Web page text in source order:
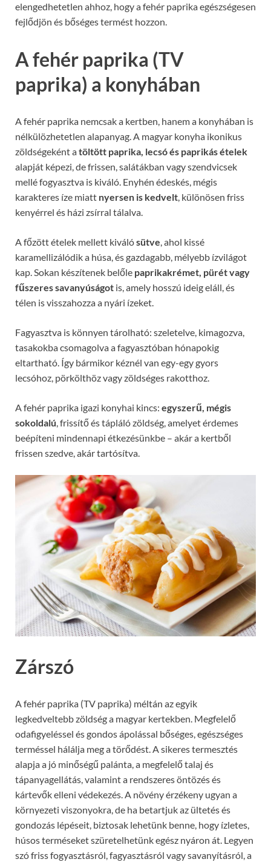
elengedhetetlen ahhoz, hogy a fehér paprika egészségesen
fejlődjön és bőséges termést hozzon.
A fehér paprika (TV
paprika) a konyhában
A fehér paprika nemcsak a kertben, hanem a konyhában is
nélkülözhetetlen alapanyag. A magyar konyha ikonikus
zöldségeként atöltött paprika, lecsó és paprikás ételek
alapját képezi, de frissen, salátákban vagy szendvicsek
mellé fogyasztva is kiváló. Enyhén édeskés, mégis
karakteres íze miatt nyersen is kedvelt, különösen friss
kenyérrel és házi zsírral tálalva.
A főzött ételek mellett kiválósütve, ahol kissé
karamellizálódik a húsa, és gazdagabb, mélyebb ízvilágot
kap. Sokan készítenek belőle paprikakrémet, pürét vagy
fűszeres savanyúságot is, amely hosszú ideig eláll, és
télen is visszahozza a nyári ízeket.
Fagyasztva is könnyen tárolható: szeletelve, kimagozva,
tasakokba csomagolva a fagyasztóban hónapokig
eltartható. Így bármikor kéznél van egy-egy gyors
lecsóhoz, pörkölthöz vagy zöldséges rakotthoz.
A fehér paprika igazi konyhai kincs: egyszerű, mégis
sokoldalú, frissítő és tápláló zöldség, amelyet érdemes
beépíteni mindennapi étkezésünkbe – akár a kertből
frissen szedve, akár tartósítva.
Zárszó
A fehér paprika (TV paprika) méltán az egyik
legkedveltebb zöldség a magyar kertekben. Megfelelő
odafigyeléssel és gondos ápolással bőséges, egészséges
terméssel hálálja meg a törődést. A sikeres termesztés
alapja a jó minőségű palánta, a megfelelő talaj és
tápanyagellátás, valamint a rendszeres öntözés és
kártevők elleni védekezés. A növény érzékeny ugyan a
környezeti viszonyokra, de ha betartjuk az ültetés és
gondozás lépéseit, biztosak lehetünk benne, hogy ízletes,
húsos terméseket szüretelhetünk egész nyáron át. Legyen
szó friss fogyasztásról, fagyasztásról vagy savanyításról, a